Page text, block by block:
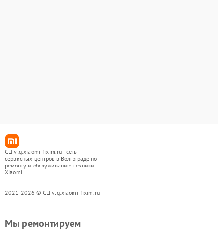
СЦ vlg.xiaomi-fixim.ru - сеть
сервисных центров в Волгограде по
ремонту и обслуживанию техники
Xiaomi
2021-2026 © СЦ vlg.xiaomi-fixim.ru
Мы ремонтируем